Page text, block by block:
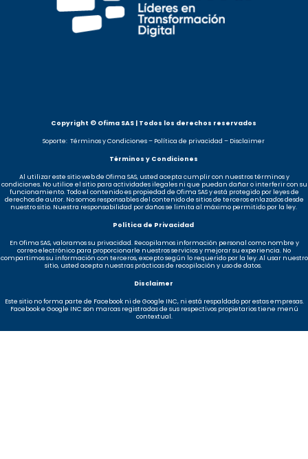
Copyright © Ofima SAS | Todos los derechos reservados
Soporte: Términos y Condiciones – Política de privacidad – Disclaimer
Términos y Condiciones
Al utilizar este sitio web de Ofima SAS, usted acepta cumplir con nuestros términos y
condiciones. No utilice el sitio para actividades ilegales ni que puedan dañar o interferir con su
funcionamiento. Todo el contenido es propiedad de Ofima SAS y está protegido por leyes de
derechos de autor. No somos responsables del contenido de sitios de terceros enlazados desde
nuestro sitio. Nuestra responsabilidad por daños se limita al máximo permitido por la ley.
Política de Privacidad
En Ofima SAS, valoramos su privacidad. Recopilamos información personal como nombre y
correo electrónico para proporcionarle nuestros servicios y mejorar su experiencia. No
compartimos su información con terceros, excepto según lo requerido por la ley. Al usar nuestro
sitio, usted acepta nuestras prácticas de recopilación y uso de datos.
Disclaimer
Este sitio no forma parte de Facebook ni de Google INC, ni está respaldado por estas empresas.
Facebook e Google INC son marcas registradas de sus respectivos propietariostiene menú
contextual.